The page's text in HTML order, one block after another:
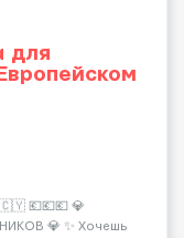
для
💶💶💶 💎
💎 ✨ Хочешь